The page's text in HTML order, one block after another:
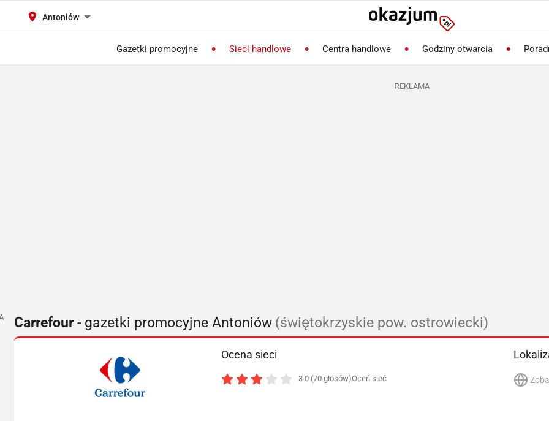
Antoniów
Gazetki promocyjne Sieci handlowe Centra handlowe Godziny otwarcia
REKLAMA
Carrefour- gazetki promocyjne Antoniów (świętokrzyskie pow. ostrowiecki)
Ocena sieci
3.0 (70 głosów)Oceń sieć